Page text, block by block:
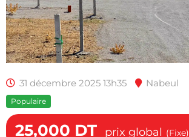
31 décembre 2025 13h35 Nabeul
Populaire
25,000 DT prix global (Fixe)